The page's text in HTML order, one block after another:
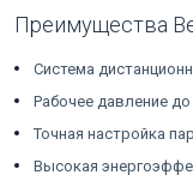
Преимущества
Система
Рабочее давление до
Точная настройка
Высокая